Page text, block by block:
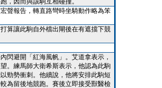
聲報告，轉直路彎時坐騎動作略為笨
算讓此駒自外檔出閘後在有遮擋下競
閃避開「紅海風帆」。艾道拿表示，
。練馬師大衛希斯表示，他認為此駒
勁勢衝刺。他續說，他將安排此駒短
為留後地競跑。賽後立即接受獸醫檢